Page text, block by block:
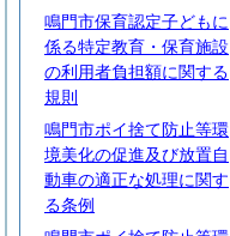
鳴門市保育認定子どもに
係る特定教育・保育施設
の利用者負担額に関する
規則
鳴門市ポイ捨て防止等環
境美化の促進及び放置自
動車の適正な処理に関す
る条例